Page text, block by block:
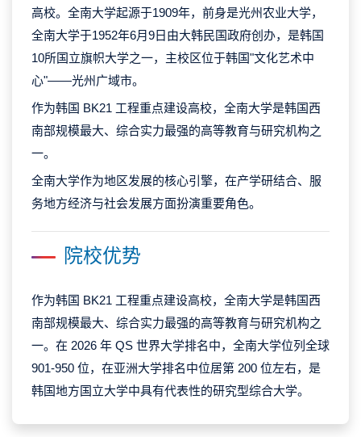
高校。全南大学起源于1909年，前身是光州农业大学，
全南大学于1952年6月9日由大韩民国政府创办，是韩国
10所国立旗帜大学之一，主校区位于韩国"文化艺术中
心"——光州广域市。
作为韩国 BK21 工程重点建设高校，全南大学是韩国西
南部规模最大、综合实力最强的高等教育与研究机构之
一。
全南大学作为地区发展的核心引擎，在产学研结合、服
务地方经济与社会发展方面扮演重要角色。
院校优势
作为韩国 BK21 工程重点建设高校，全南大学是韩国西
南部规模最大、综合实力最强的高等教育与研究机构之
一。在 2026 年 QS 世界大学排名中，全南大学位列全球
901-950 位，在亚洲大学排名中位居第 200 位左右，是
韩国地方国立大学中具有代表性的研究型综合大学。